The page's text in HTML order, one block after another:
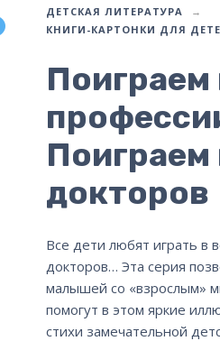
ДЕТСКАЯ ЛИТЕРАТУРА
КНИГИ-КАРТОНКИ ДЛЯ
Поиграем
Поиграем
докторов
Все дети любят играть в
докторов… Эта серия
малышей со «взрослым»
помогут в этом яркие
стихи замечательной